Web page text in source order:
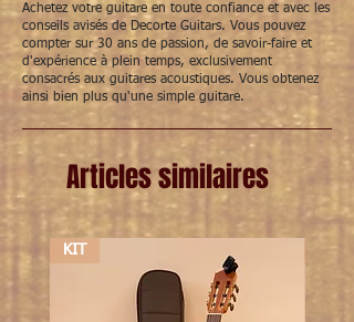
Achetez votre guitare en toute confiance et avec les
conseils avisés de Decorte Guitars. Vous pouvez
compter sur 30 ans de passion, de savoir-faire et
d'expérience à plein temps, exclusivement
consacrés aux guitares acoustiques. Vous obtenez
ainsi bien plus qu'une simple guitare.
Articles similaires
KIT KIT